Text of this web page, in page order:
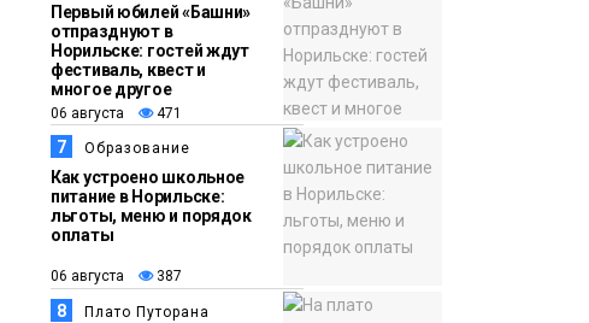
Первый юбилей «Башни»
отпразднуют в
Норильске: гостей ждут
фестиваль, квест и
многое другое
06 августа 471
7 Образование
Как устроено школьное
питание в Норильске:
льготы, меню и порядок
оплаты
06 августа 387
8 Плато Путорана